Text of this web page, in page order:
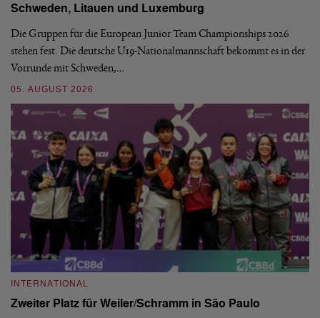
Schweden, Litauen und Luxemburg
Die Gruppen für die European Junior Team Championships 2026
stehen fest. Die deutsche U19-Nationalmannschaft bekommt es in der
Vorrunde mit Schweden,…
05. AUGUST 2026
INTERNATIONAL
Zweiter Platz für Weiler/Schramm in São Paulo